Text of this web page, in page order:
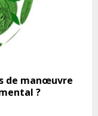
de manœuvre
?